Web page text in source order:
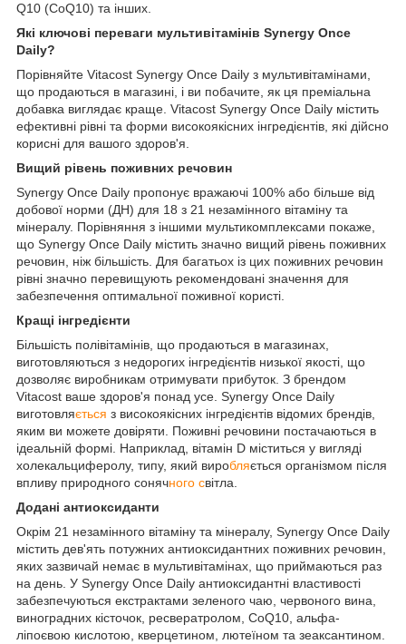
Q10 (CoQ10) та інших.
Які ключові переваги мультивітамінів Synergy Once
Daily?
Порівняйте Vitacost Synergy Once Daily з мультивітамінами,
що продаються в магазині, і ви побачите, як ця преміальна
добавка виглядає краще. Vitacost Synergy Once Daily містить
ефективні рівні та форми високоякісних інгредієнтів, які дійсно
корисні для вашого здоров'я.
Вищий рівень поживних речовин
Synergy Once Daily пропонує вражаючі 100% або більше від
добової норми (ДН) для 18 з 21 незамінного вітаміну та
мінералу. Порівняння з іншими мультикомплексами покаже,
що Synergy Once Daily містить значно вищий рівень поживних
речовин, ніж більшість. Для багатьох із цих поживних речовин
рівні значно перевищують рекомендовані значення для
забезпечення оптимальної поживної користі.
Кращі інгредієнти
Більшість полівітамінів, що продаються в магазинах,
виготовляються з недорогих інгредієнтів низької якості, що
дозволяє виробникам отримувати прибуток. З брендом
Vitacost ваше здоров'я понад усе. Synergy Once Daily
виготовляється з високоякісних інгредієнтів відомих брендів,
яким ви можете довіряти. Поживні речовини постачаються в
ідеальній формі. Наприклад, вітамін D міститься у вигляді
холекальциферолу, типу, який виробляється організмом після
впливу природного сонячного світла.
Додані антиоксиданти
Окрім 21 незамінного вітаміну та мінералу, Synergy Once Daily
містить дев'ять потужних антиоксидантних поживних речовин,
яких зазвичай немає в мультивітамінах, що приймаються раз
на день. У Synergy Once Daily антиоксидантні властивості
забезпечуються екстрактами зеленого чаю, червоного вина,
виноградних кісточок, ресвератролом, CoQ10, альфа-
ліпоєвою кислотою, кверцетином, лютеїном та зеаксантином.